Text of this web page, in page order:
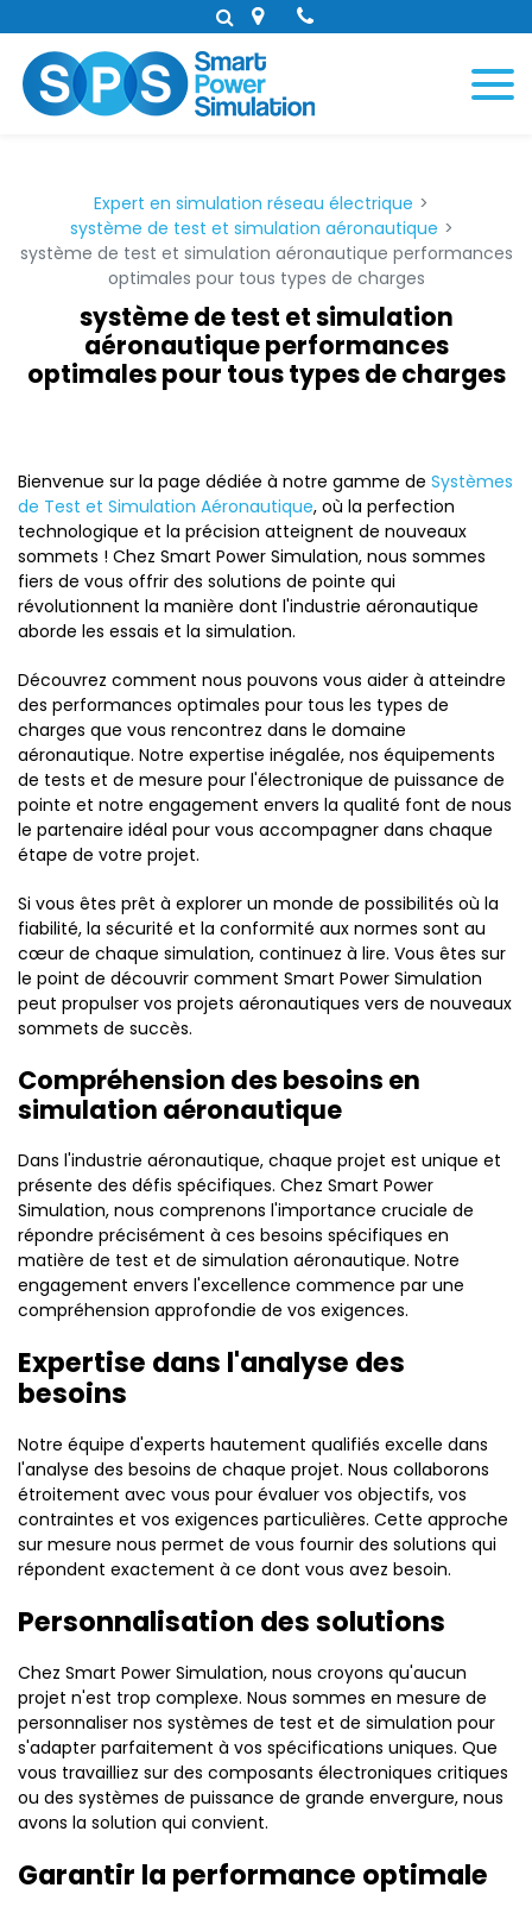
Expert en simulation réseau électrique
système de test et simulation aéronautique
système de test et simulation aéronautique performances
optimales pour tous types de charges
système de test et simulation
aéronautique performances
optimales pour tous types de charges
Bienvenue sur la page dédiée à notre gamme de Systèmes
de Test et Simulation Aéronautique, où la perfection
technologique et la précision atteignent de nouveaux
sommets ! Chez Smart Power Simulation, nous sommes
fiers de vous offrir des solutions de pointe qui
révolutionnent la manière dont l'industrie aéronautique
aborde les essais et la simulation.
Découvrez comment nous pouvons vous aider à atteindre
des performances optimales pour tous les types de
charges que vous rencontrez dans le domaine
aéronautique. Notre expertise inégalée, nos équipements
de tests et de mesure pour l'électronique de puissance de
pointe et notre engagement envers la qualité font de nous
le partenaire idéal pour vous accompagner dans chaque
étape de votre projet.
Si vous êtes prêt à explorer un monde de possibilités où la
fiabilité, la sécurité et la conformité aux normes sont au
cœur de chaque simulation, continuez à lire. Vous êtes sur
le point de découvrir comment Smart Power Simulation
peut propulser vos projets aéronautiques vers de nouveaux
sommets de succès.
Compréhension des besoins en
simulation aéronautique
Dans l'industrie aéronautique, chaque projet est unique et
présente des défis spécifiques. Chez Smart Power
Simulation, nous comprenons l'importance cruciale de
répondre précisément à ces besoins spécifiques en
matière de test et de simulation aéronautique. Notre
engagement envers l'excellence commence par une
compréhension approfondie de vos exigences.
Expertise dans l'analyse des
besoins
Notre équipe d'experts hautement qualifiés excelle dans
l'analyse des besoins de chaque projet. Nous collaborons
étroitement avec vous pour évaluer vos objectifs, vos
contraintes et vos exigences particulières. Cette approche
sur mesure nous permet de vous fournir des solutions qui
répondent exactement à ce dont vous avez besoin.
Personnalisation des solutions
Chez Smart Power Simulation, nous croyons qu'aucun
projet n'est trop complexe. Nous sommes en mesure de
personnaliser nos systèmes de test et de simulation pour
s'adapter parfaitement à vos spécifications uniques. Que
vous travailliez sur des composants électroniques critiques
ou des systèmes de puissance de grande envergure, nous
avons la solution qui convient.
Garantir la performance optimale
Panneau de gestion des cookies